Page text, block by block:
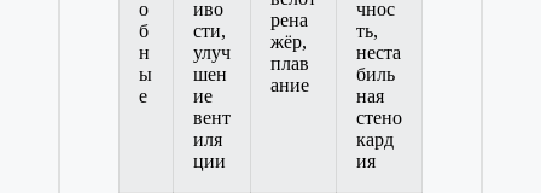
о
б
н
ы
е
иво
сти,
улуч
шен
ие
вент
иля
ции
рена
жёр,
плав
ание
чнос
ть,
неста
биль
ная
стено
кард
ия